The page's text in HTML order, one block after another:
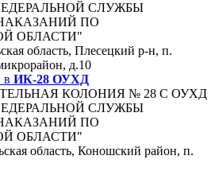
СЛУЖБЫ
ПО
ОБЛАСТИ"
область, Плесецкий р-н, п.
д.10
в ИК-28 ОУХД
КОЛОНИЯ № 28 С ОУХД
СЛУЖБЫ
ПО
ОБЛАСТИ"
область, Коношский район, п.